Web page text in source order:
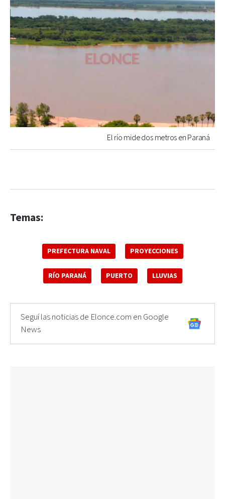
El río mide dos metros en Paraná
Temas:
PREFECTURA NAVAL PROYECCIONES
RÍO PARANÁ PUERTO LLUVIAS
Seguí las noticias de Elonce.com en Google
News